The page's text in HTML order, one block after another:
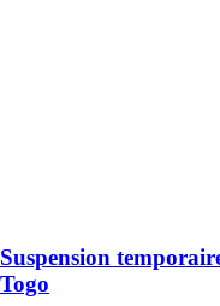
Suspension
Togo